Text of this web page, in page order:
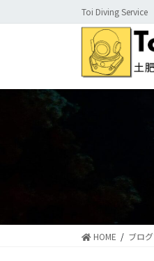
ン
に
ビ
ョ
Toi Diving Service
HOME ブログ